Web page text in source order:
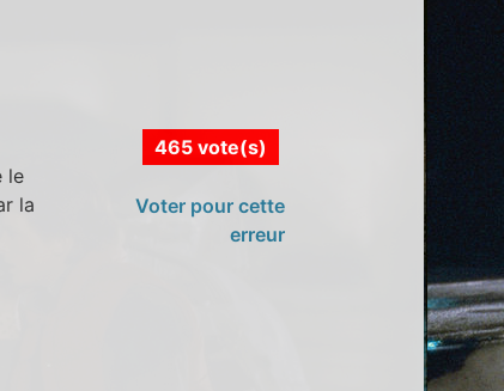
le
la
465 vote(s)
Voter pour cette
erreur